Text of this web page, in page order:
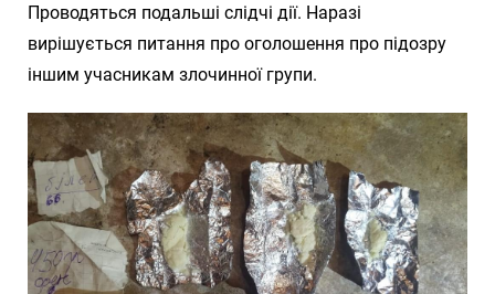
Проводяться подальші слідчі дії. Наразі
вирішується питання про оголошення про підозру
іншим учасникам злочинної групи.